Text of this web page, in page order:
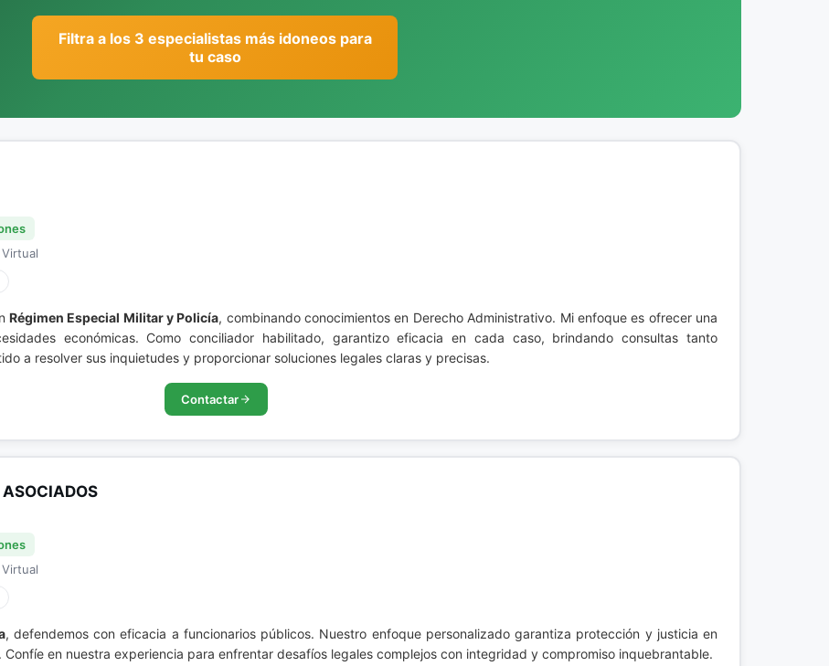
Filtra a los 3 especialistas más idoneos para
tu caso
Virtual
Régimen Especial Militar y Policía, combinando conocimientos en Derecho Administrativo. Mi enfoque es ofrecer una
económicas. Como conciliador habilitado, garantizo eficacia en cada caso, brindando consultas tanto
a resolver sus inquietudes y proporcionar soluciones legales claras y precisas.
Contactar
ASOCIADOS
Virtual
, defendemos con eficacia a funcionarios públicos. Nuestro enfoque personalizado garantiza protección y justicia en
. Confíe en nuestra experiencia para enfrentar desafíos legales complejos con integridad y compromiso inquebrantable.